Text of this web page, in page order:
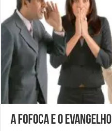
A Fofoca e o Evangelho